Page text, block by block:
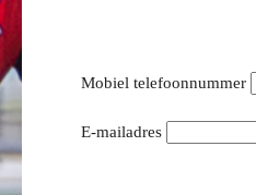
Mobiel telefoonnummer
E-mailadres